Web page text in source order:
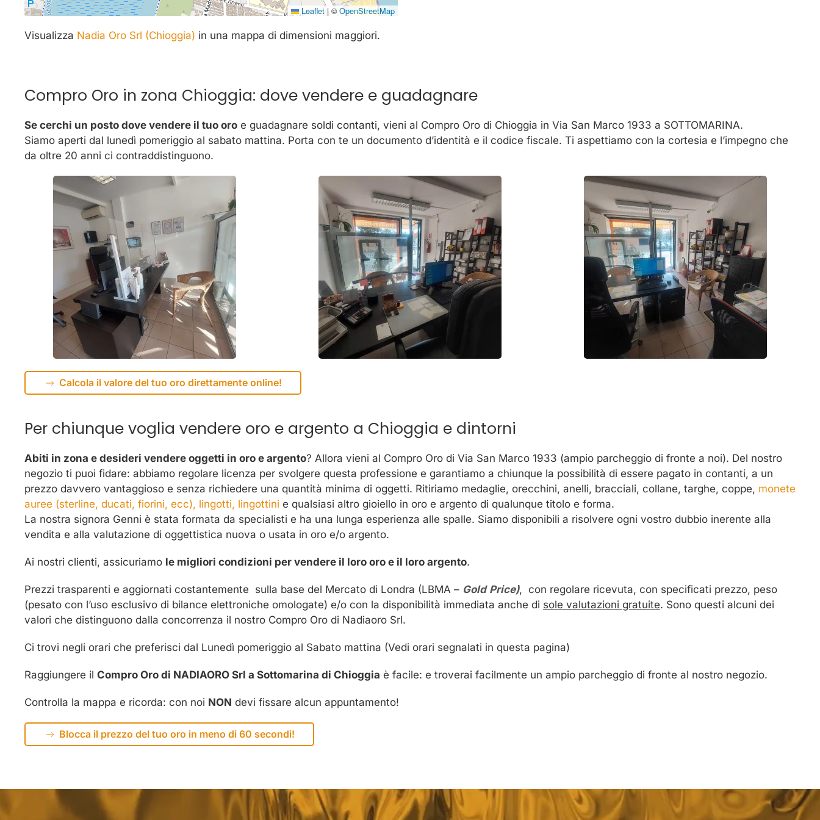
Leaflet | © OpenStreetMap
Visualizza Nadia Oro Srl (Chioggia) in una mappa di dimensioni maggiori.
Compro Oro in zona Chioggia: dove vendere e guadagnare
Se cerchi un posto dove vendere il tuo oro e guadagnare soldi contanti, vieni al Compro Oro di Chioggia in Via San Marco 1933 a SOTTOMARINA.
Siamo aperti dal lunedì pomeriggio al sabato mattina. Porta con te un documento d’identità e il codice fiscale. Ti aspettiamo con la cortesia e l’impegno che
da oltre 20 anni ci contraddistinguono.
Calcola il valore del tuo oro direttamente online!
Per chiunque voglia vendere oro e argento a Chioggia e dintorni
Abiti in zona e desideri vendere oggetti in oro e argento? Allora vieni al Compro Oro di Via San Marco 1933 (ampio parcheggio di fronte a noi). Del nostro
negozio ti puoi fidare: abbiamo regolare licenza per svolgere questa professione e garantiamo a chiunque la possibilità di essere pagato in contanti, a un
prezzo davvero vantaggioso e senza richiedere una quantità minima di oggetti. Ritiriamo medaglie, orecchini, anelli, bracciali, collane, targhe, coppe, monete
auree (sterline, ducati, fiorini, ecc), lingotti, lingottini e qualsiasi altro gioiello in oro e argento di qualunque titolo e forma.
La nostra signora Genni è stata formata da specialisti e ha una lunga esperienza alle spalle. Siamo disponibili a risolvere ogni vostro dubbio inerente alla
vendita e alla valutazione di oggettistica nuova o usata in oro e/o argento.
Ai nostri clienti, assicuriamo le migliori condizioni per vendere il loro oro e il loro argento.
Prezzi trasparenti e aggiornati costantemente sulla base del Mercato di Londra (LBMA – Gold Price), con regolare ricevuta, con specificati prezzo, peso
(pesato con l’uso esclusivo di bilance elettroniche omologate) e/o con la disponibilità immediata anche di sole valutazioni gratuite. Sono questi alcuni dei
valori che distinguono dalla concorrenza il nostro Compro Oro di Nadiaoro Srl.
Ci trovi negli orari che preferisci dal Lunedì pomeriggio al Sabato mattina (Vedi orari segnalati in questa pagina)
Raggiungere il Compro Oro di NADIAORO Srl a Sottomarina di Chioggia è facile: e troverai facilmente un ampio parcheggio di fronte al nostro negozio.
Controlla la mappa e ricorda: con noi NON devi fissare alcun appuntamento!
Blocca il prezzo del tuo oro in meno di 60 secondi!